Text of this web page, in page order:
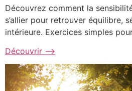
Découvrez comment la
s’allier pour retrouver équilibre,
intérieure. Exercices simples
Découvrir ⟶